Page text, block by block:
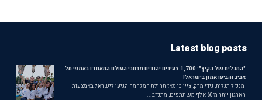
Latest blog posts
"התגלית של הקיץ": 1,700 צעירים יהודים מרחבי העולם התאחדו באמפי תל
אביב והביעו אמון בישראל!
מנכ"ל תגלית, גידי מרק, ציין כי מאז תחילת המלחמה הגיעו לישראל באמצעות
הארגון יותר מ־60 אלף משתתפים, מתנדב...